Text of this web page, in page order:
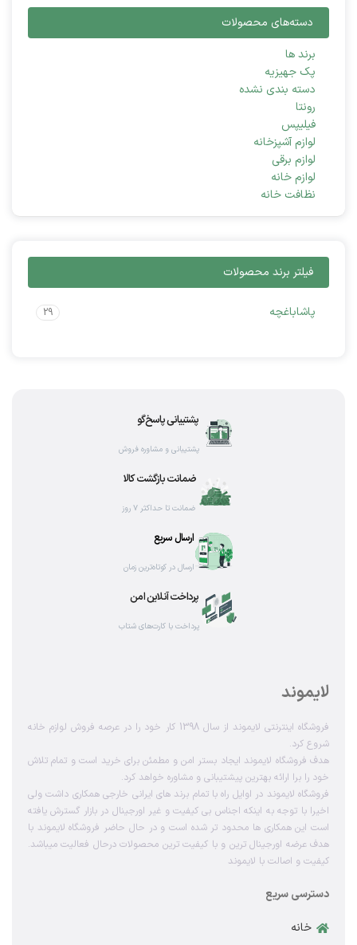
دسته‌های محصولات
برند ها
پک جهیزیه
دسته بندی نشده
رونتا
فیلیپس
لوازم آشپزخانه
لوازم برقی
لوازم خانه
نظافت خانه
فیلتر برند محصولات
پاشاباغچه 29
پرداخت آنلاین امن
پرداخت با کارت‌های شتاب
ارسال سریع
ارسال در کوتاه‌ترین زمان
ضمانت بازگشت کالا
ضمانت تا حداکثر ۷ روز
پشتیبانی پاسخ‌گو
پشتیبانی و مشاوره فروش
لایموند
فروشگاه اینترنتی لایموند از سال 1398 کار خود را در عرصه فروش لوازم خانه
شروع کرد.
هدف فروشگاه لایموند ایجاد بستر امن و مطمئن برای خرید است و تمام تلاش
خود را برا ارائه بهترین پیشتیبانی و مشاوره خواهد کرد.
فروشگاه لایموند در اوایل راه با تمام برند های ایرانی خارجی همکاری داشت ولی
اخیرا با توجه به اینکه اجناس بی کیفیت و غیر اورجینال در بازار گسترش یافته
است این همکاری ها محدود تر شده است و در حال حاضر فروشگاه لایموند با
هدف عرضه اورجینال ترین و با کیفیت ترین محصولات درحال فعالیت میباشد.
کیفیت و اصالت با لایموند
دسترسی سریع
خانه